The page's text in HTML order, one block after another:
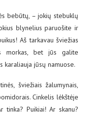
bebūtų, – jokių stebuklų
blynelius paruošite ir
Aš tarkavau šviežias
morkas, bet jūs galite
karaliauja jūsų namuose.
šviežiais žalumynais,
Cinkelis lėkštėje
Puikiai! Ar skanu?